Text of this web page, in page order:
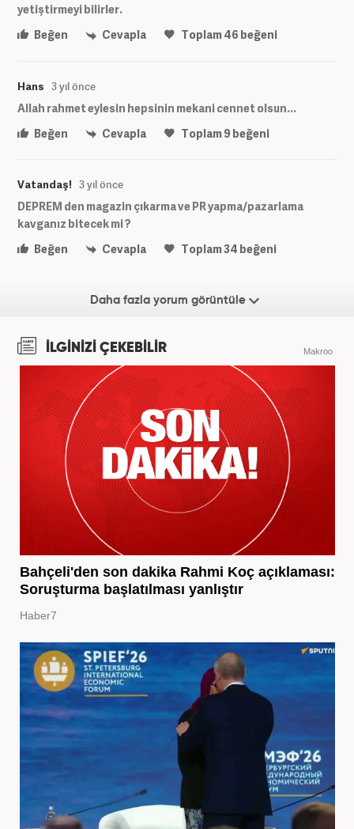
yetiştirmeyi bilirler.
Beğen
Cevapla Toplam46 beğeni
Hans 3 yıl önce
Allah rahmet eylesin hepsinin mekani cennet olsun...
Beğen
Cevapla Toplam9 beğeni
Vatandaş! 3 yıl önce
DEPREM den magazin çıkarma ve PR yapma/pazarlama
kavganız bitecek mi ?
Beğen
Cevapla Toplam34 beğeni
Daha fazla yorum görüntüle
İLGİNİZİ ÇEKEBİLİR Makroo
Bahçeli'den son dakika Rahmi Koç açıklaması:
Soruşturma başlatılması yanlıştır
Haber7